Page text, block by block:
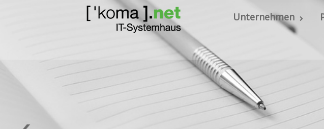
Unternehmen